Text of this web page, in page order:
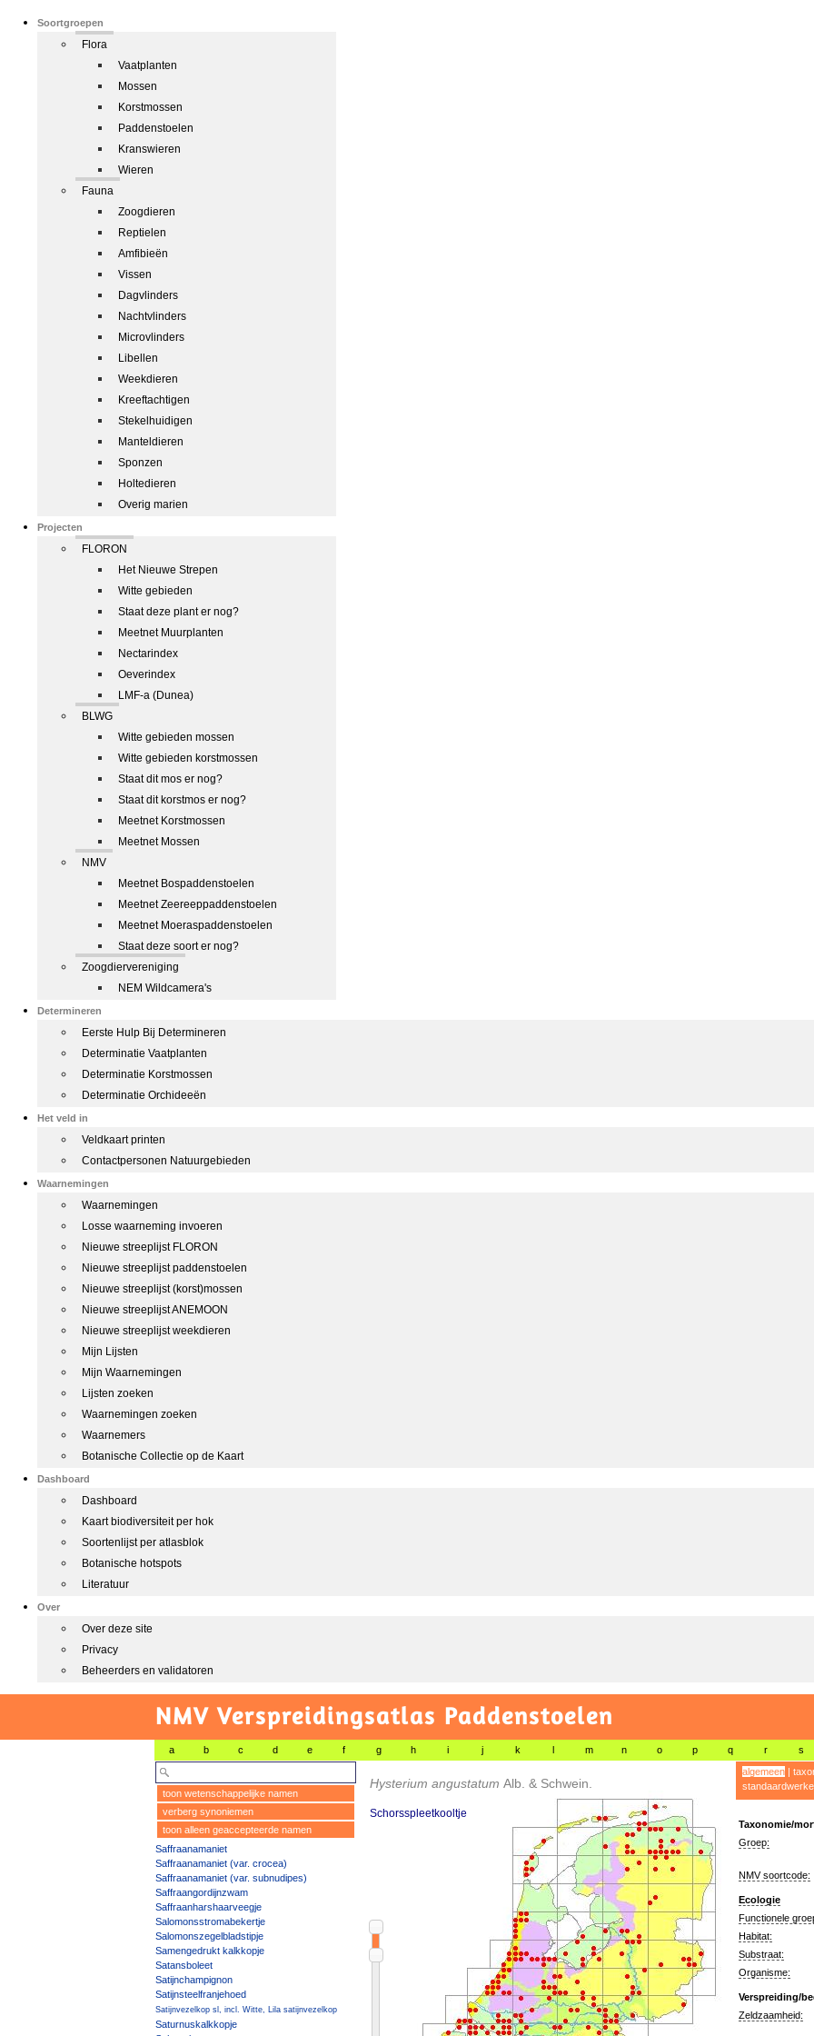
Soortgroepen
Flora
Vaatplanten
Mossen
Korstmossen
Paddenstoelen
Kranswieren
Wieren
Fauna
Zoogdieren
Reptielen
Amfibieën
Vissen
Dagvlinders
Nachtvlinders
Microvlinders
Libellen
Weekdieren
Kreeftachtigen
Stekelhuidigen
Manteldieren
Sponzen
Holtedieren
Overig marien
Projecten
FLORON
Het Nieuwe Strepen
Witte gebieden
Staat deze plant er nog?
Meetnet Muurplanten
Nectarindex
Oeverindex
LMF-a (Dunea)
BLWG
Witte gebieden mossen
Witte gebieden korstmossen
Staat dit mos er nog?
Staat dit korstmos er nog?
Meetnet Korstmossen
Meetnet Mossen
NMV
Meetnet Bospaddenstoelen
Meetnet Zeereeppaddenstoelen
Meetnet Moeraspaddenstoelen
Staat deze soort er nog?
Zoogdiervereniging
NEM Wildcamera's
Determineren
Eerste Hulp Bij Determineren
Determinatie Vaatplanten
Determinatie Korstmossen
Determinatie Orchideeën
Het veld in
Veldkaart printen
Contactpersonen Natuurgebieden
Waarnemingen
Waarnemingen
Losse waarneming invoeren
Nieuwe streeplijst FLORON
Nieuwe streeplijst paddenstoelen
Nieuwe streeplijst (korst)mossen
Nieuwe streeplijst ANEMOON
Nieuwe streeplijst weekdieren
Mijn Lijsten
Mijn Waarnemingen
Lijsten zoeken
Waarnemingen zoeken
Waarnemers
Botanische Collectie op de Kaart
Dashboard
Dashboard
Kaart biodiversiteit per hok
Soortenlijst per atlasblok
Botanische hotspots
Literatuur
Over
Over deze site
Privacy
Beheerders en validatoren
NMV Verspreidingsatlas Paddenstoelen
a b c d e f g h i j k l m n o p q r s
toon wetenschappelijke namen
verberg synoniemen
toon alleen geaccepteerde namen
Saffraanamaniet
Saffraanamaniet (var. crocea)
Saffraanamaniet (var. subnudipes)
Saffraangordijnzwam
Saffraanharshaarveegje
Salomonsstromabekertje
Salomonszegelbladstipje
Samengedrukt kalkkopje
Satansboleet
Satijnchampignon
Satijnsteelfranjehoed
Satijnvezelkop sl, incl. Witte, Lila satijnvezelkop
Saturnuskalkkopje
Hysterium angustatum Alb. & Schwein.
Schorsspleetkooltje
algemeen|
Taxonomie/
Groep:
NMV soortcode:
Ecologie
Functionele
Habitat:
Substraat:
Organisme:
Verspreiding/
Zeldzaamheid: